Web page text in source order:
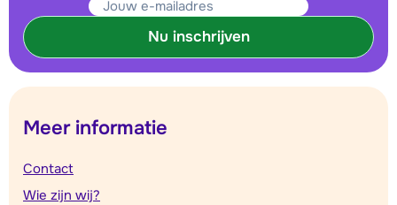
Nu inschrijven
Meer informatie
Contact
Wie zijn wij?